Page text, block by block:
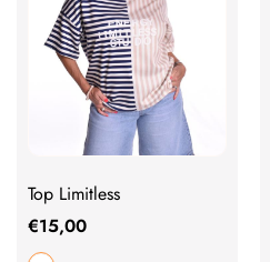
Top Limitless
€15,00